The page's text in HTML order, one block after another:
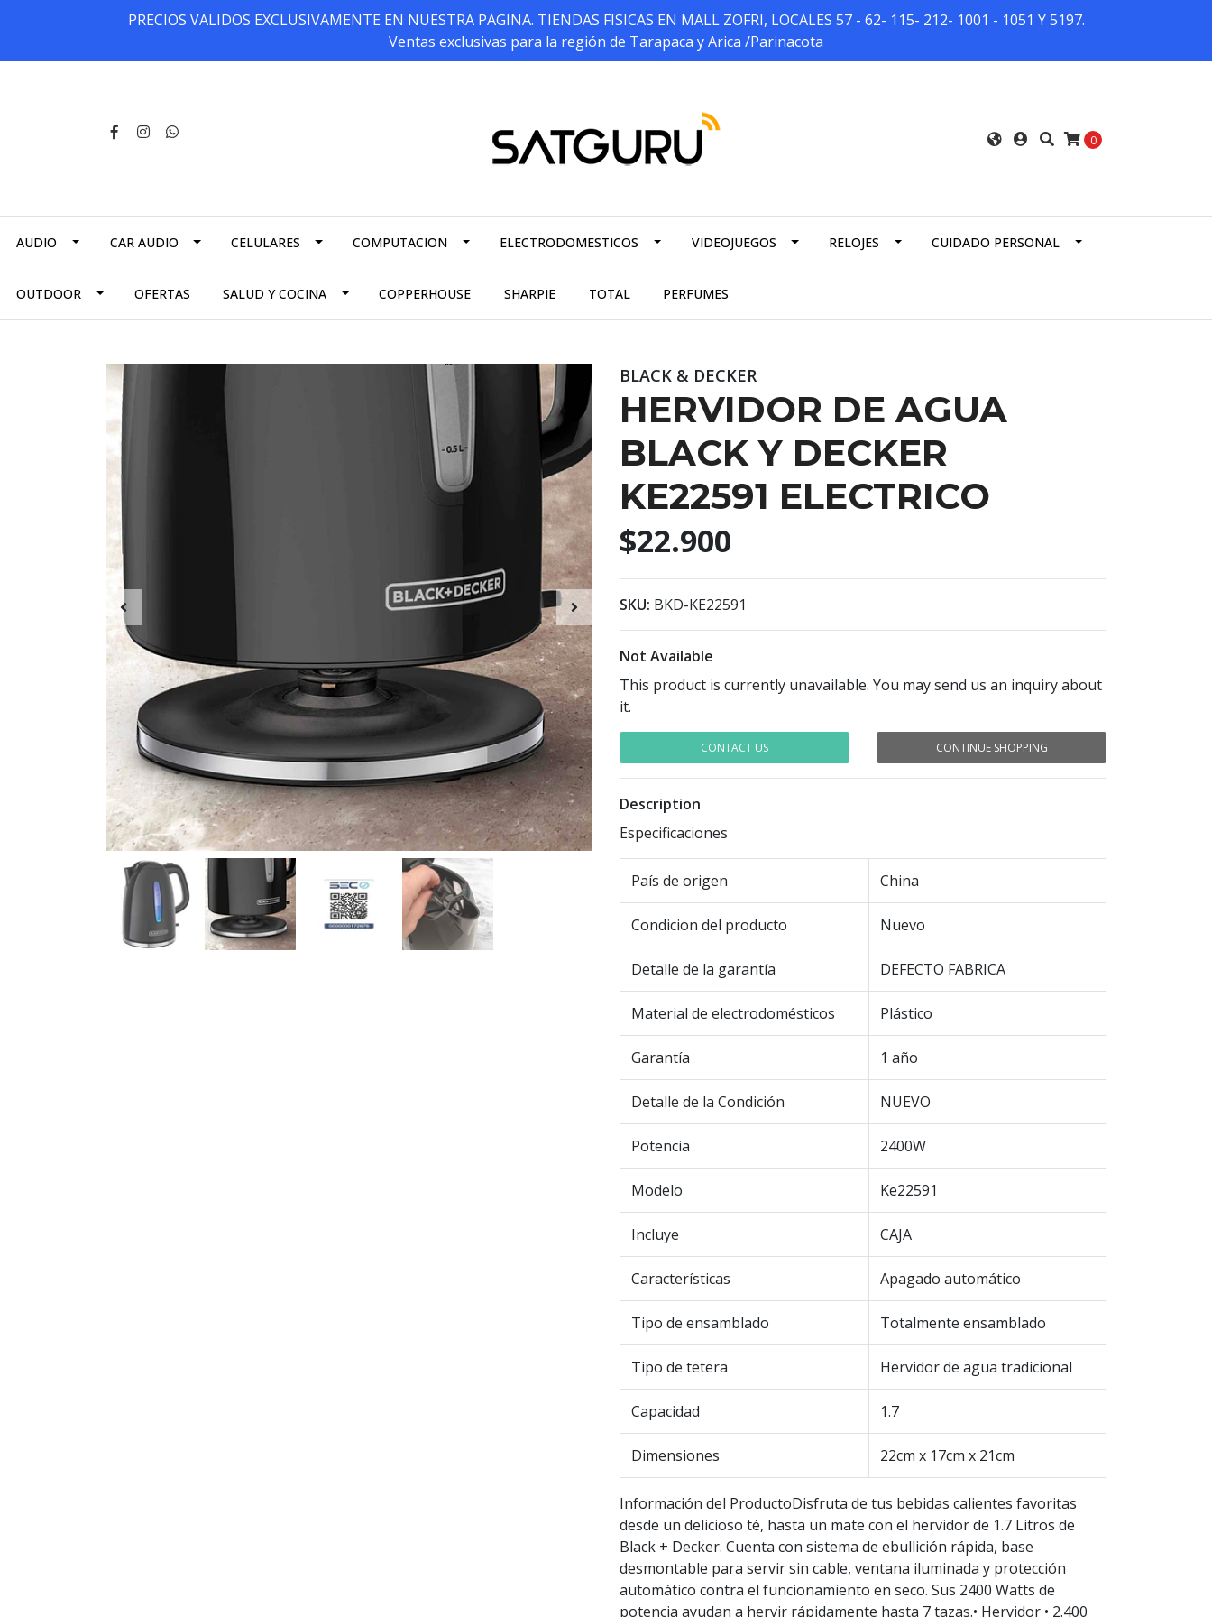
PRECIOS VALIDOS EXCLUSIVAMENTE EN NUESTRA PAGINA. TIENDAS FISICAS EN MALL ZOFRI, LOCALES 57 - 62- 115- 212- 1001 - 1051 Y 5197.
Ventas exclusivas para la región de Tarapaca y Arica /Parinacota
0
AUDIO CAR AUDIO CELULARES COMPUTACION ELECTRODOMESTICOS VIDEOJUEGOS RELOJES CUIDADO PERSONAL
OUTDOOR OFERTAS SALUD Y COCINA COPPERHOUSE SHARPIE TOTAL PERFUMES
BLACK & DECKER
HERVIDOR DE AGUA
BLACK Y DECKER
KE22591 ELECTRICO
$22.900
SKU: BKD-KE22591
Not Available
This product is currently unavailable. You may send us an inquiry about
it.
CONTACT US CONTINUE SHOPPING
Description
Especificaciones
País de origen China
Condicion del producto Nuevo
Detalle de la garantía DEFECTO FABRICA
Material de electrodomésticos Plástico
Garantía 1 año
Detalle de la Condición NUEVO
Potencia 2400W
Modelo Ke22591
Incluye CAJA
Características Apagado automático
Tipo de ensamblado Totalmente ensamblado
Tipo de tetera Hervidor de agua tradicional
Capacidad 1.7
Dimensiones 22cm x 17cm x 21cm
Información del ProductoDisfruta de tus bebidas calientes favoritas
desde un delicioso té, hasta un mate con el hervidor de 1.7 Litros de
Black + Decker. Cuenta con sistema de ebullición rápida, base
desmontable para servir sin cable, ventana iluminada y protección
automático contra el funcionamiento en seco. Sus 2400 Watts de
potencia ayudan a hervir rápidamente hasta 7 tazas.• Hervidor • 2.400